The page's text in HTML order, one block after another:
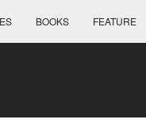
BOOKS FEATURE